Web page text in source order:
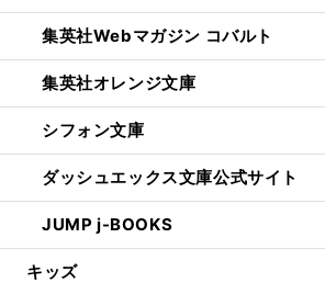
集英社Webマガジン コバルト
集英社オレンジ文庫
シフォン文庫
ダッシュエックス文庫公式サイト
JUMP j-BOOKS
キッズ